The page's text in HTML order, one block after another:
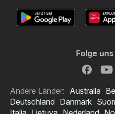
Folge
Andere Länder: Australia
Deutschland Danmark